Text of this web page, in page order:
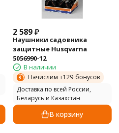
2 589 ₽
Наушники садовника
защитные Husqvarna
5056990-12
В наличии
Начислим +129 бонусов
Доставка по всей России,
Беларусь и Казахстан
В корзину